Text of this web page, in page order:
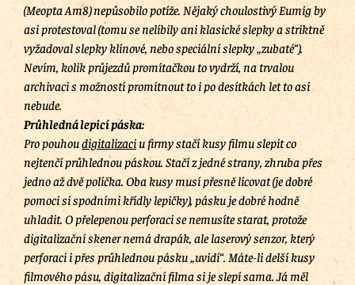
(Meopta Am8) nepůsobilo potíže. Nějaký choulostivý Eumig by
asi protestoval (tomu se nelíbily ani klasické slepky a striktně
vyžadoval slepky klínové, nebo speciální slepky „zubaté“).
Nevím, kolik průjezdů promítačkou to vydrží, na trvalou
archivaci s možností promítnout to i po desítkách let to asi
nebude.
Průhledná lepicí páska:
Pro pouhoudigitalizaciu firmy stačí kusy filmu slepit co
nejtenčí průhlednou páskou. Stačí z jedné strany, zhruba přes
jedno až dvě políčka. Oba kusy musí přesně lícovat (je dobré
pomoci si spodními křídly lepičky), pásku je dobré hodně
uhladit. O přelepenou perforaci se nemusíte starat, protože
digitalizační skener nemá drapák, ale laserový senzor, který
perforaci i přes průhlednou pásku „uvidí“. Máte-li delší kusy
filmového pásu, digitalizační filma si je slepí sama. Já měl